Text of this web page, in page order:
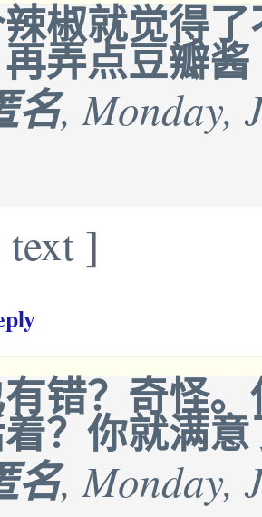
椒就觉得
弄点豆瓣酱
名, Monday,
]
错？奇怪
？你就满
名, Monday,